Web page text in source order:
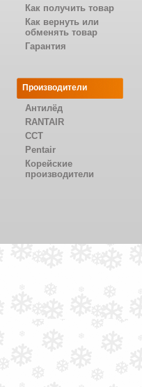
Как получить товар
Как вернуть или
обменять товар
Гарантия
Производители
Антилёд
RANTAIR
CCT
Pentair
Корейские
производители